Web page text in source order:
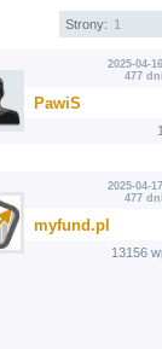
Strony: 1
2025-04-
477
PawiS
2025-04-
477
myfund.pl
13156